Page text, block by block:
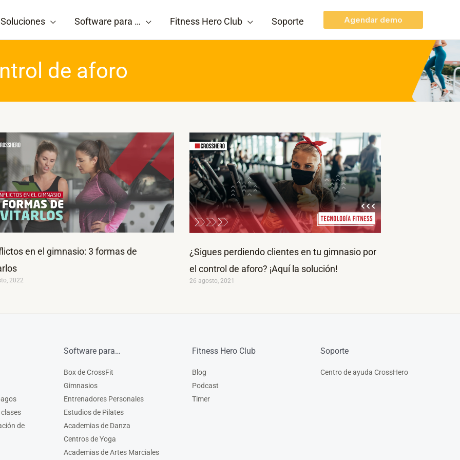
Soluciones Software para … Fitness Hero Club Soporte Agendar demo
de aforo
en el gimnasio: 3 formas de
2022
¿Sigues perdiendo clientes en tu gimnasio por
el control de aforo? ¡Aquí la solución!
26 agosto, 2021
de
Software para…
Box de CrossFit
Gimnasios
Entrenadores Personales
Estudios de Pilates
Academias de Danza
Centros de Yoga
Academias de Artes Marciales
Fitness Hero Club
Blog
Podcast
Timer
Soporte
Centro de ayuda CrossHero